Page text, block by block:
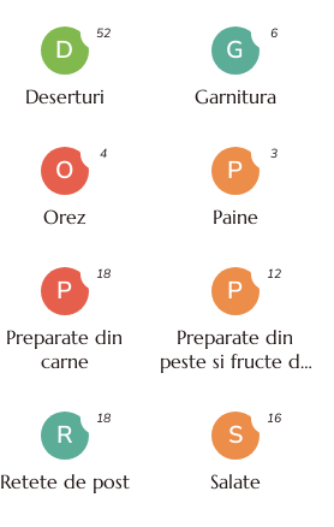
D
Deserturi
52
G
Garnitura
6
O
Orez
4
P
Paine
3
P
Preparate din
carne
18
P
Preparate din
peste si fructe de
12
R
Retete de post
18
S
Salate
16